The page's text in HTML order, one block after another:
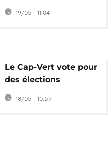
remporte les
législatives
19/05 - 11:04
Le Cap-Vert vote pour
des élections
législatives à l’issue
incertaine
18/05 - 10:59